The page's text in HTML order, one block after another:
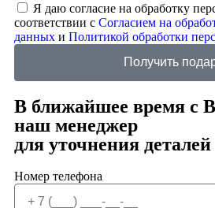
Я даю согласие на обработку
соответствии с Согласием на
данных и Политикой обработки
Получить
В ближайшее время с
наш менеджер
для уточнения деталей
Номер телефона